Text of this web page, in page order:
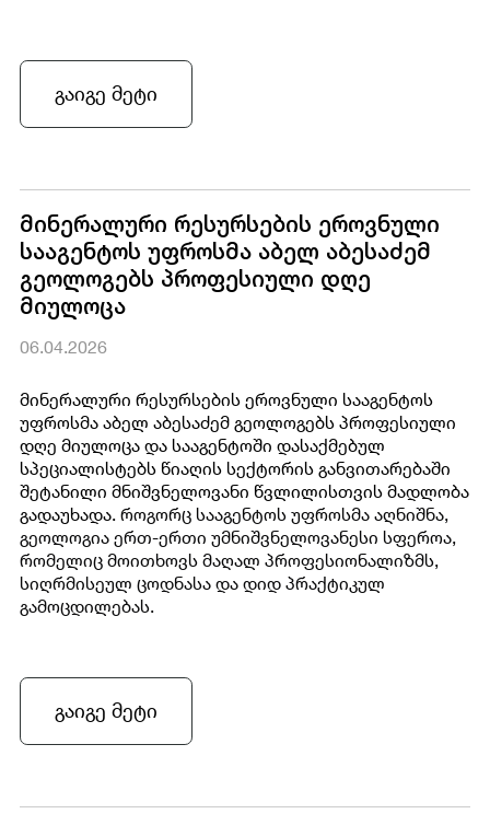
გაიგე მეტი
მინერალური რესურსების ეროვნული
სააგენტოს უფროსმა აბელ აბესაძემ
გეოლოგებს პროფესიული დღე
მიულოცა
06.04.2026
მინერალური რესურსების ეროვნული სააგენტოს
უფროსმა აბელ აბესაძემ გეოლოგებს პროფესიული
დღე მიულოცა და სააგენტოში დასაქმებულ
სპეციალისტებს წიაღის სექტორის განვითარებაში
შეტანილი მნიშვნელოვანი წვლილისთვის მადლობა
გადაუხადა.როგორც სააგენტოს უფროსმა აღნიშნა,
გეოლოგია ერთ-ერთი უმნიშვნელოვანესი სფეროა,
რომელიც მოითხოვს მაღალ პროფესიონალიზმს,
სიღრმისეულ ცოდნასა და დიდ პრაქტიკულ
გამოცდილებას.
გაიგე მეტი